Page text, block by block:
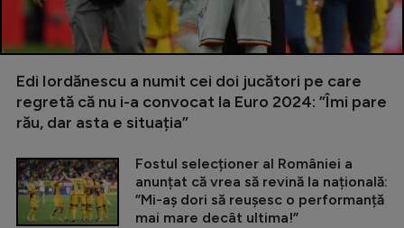
Edi Iordănescu a numit cei doi jucători pe care
regretă că nu i-a convocat la Euro 2024: ”Îmi pare
rău, dar asta e situația”
Fostul selecționer al României a
anunțat că vrea să revină la națională:
”Mi-aș dori să reușesc o performanță
mai mare decât ultima!”